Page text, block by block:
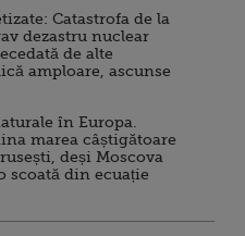
Catastrofa de la
dezastru nuclear
de alte
amploare, ascunse
în Europa.
marea câștigătoare
deși Moscova
scoată din ecuație